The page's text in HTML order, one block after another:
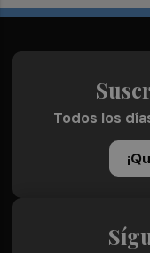
Todos los